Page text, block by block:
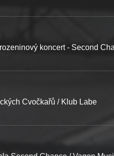
koncert - Second
Cvočkařů / Klub Labe